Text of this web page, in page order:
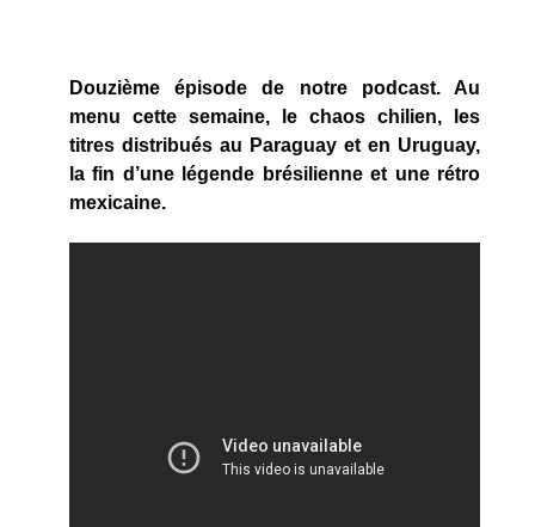
Douzième épisode de notre podcast. Au
menu cette semaine, le chaos chilien, les
titres distribués au Paraguay et en Uruguay,
la fin d’une légende brésilienne et une rétro
mexicaine.